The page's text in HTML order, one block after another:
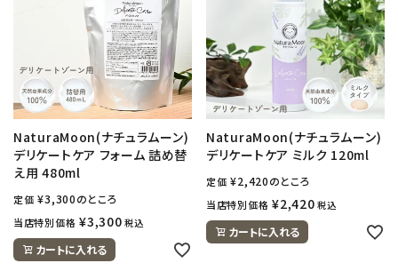
NaturaMoon(ナチュラムーン)
デリケートケア フォーム 詰め替
え用 480ml
定価 ¥3,300のところ
当店特別価格 ¥3,300 税込
カートに入れる
NaturaMoon(ナチュラムーン)
デリケートケア ミルク 120ml
定価 ¥2,420のところ
当店特別価格 ¥2,420 税込
カートに入れる